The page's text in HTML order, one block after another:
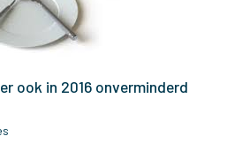
ook in 2016 onverminderd